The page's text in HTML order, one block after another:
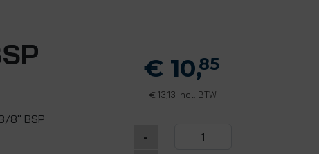
8" BSP
€ 10,85
€ 13,13 incl. BTW
-